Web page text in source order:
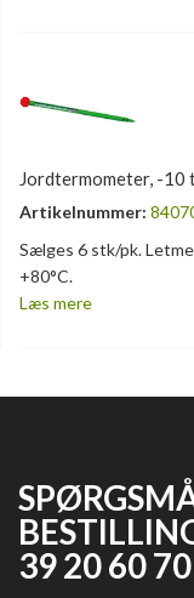
Jordtermometer, -10
Artikelnummer:
Sælges 6 stk/pk.
+80°C.
Læs mere
39 20 60 70